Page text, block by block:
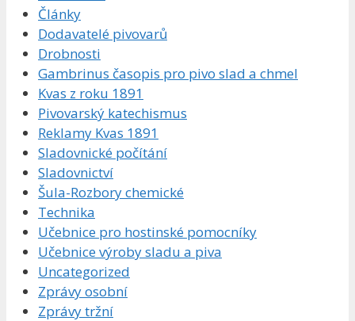
Články
Dodavatelé pivovarů
Drobnosti
Gambrinus časopis pro pivo slad a chmel
Kvas z roku 1891
Pivovarský katechismus
Reklamy Kvas 1891
Sladovnické počítání
Sladovnictví
Šula-Rozbory chemické
Technika
Učebnice pro hostinské pomocníky
Učebnice výroby sladu a piva
Uncategorized
Zprávy osobní
Zprávy tržní